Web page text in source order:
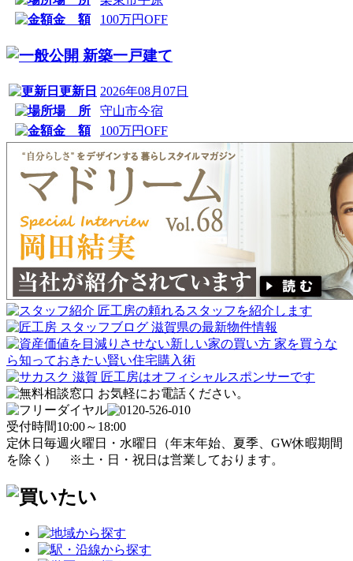
金 額
100万円OFF
新築一戸建て
更新日 2026年08月07日
場 所
守山市今宿
金 額
100万円OFF
受付時間10:00～18:00
定休日 毎週火曜日・水曜日
（年末年始、夏季、GW休暇期間
を除く）
※土・日・祝日は営業しております。